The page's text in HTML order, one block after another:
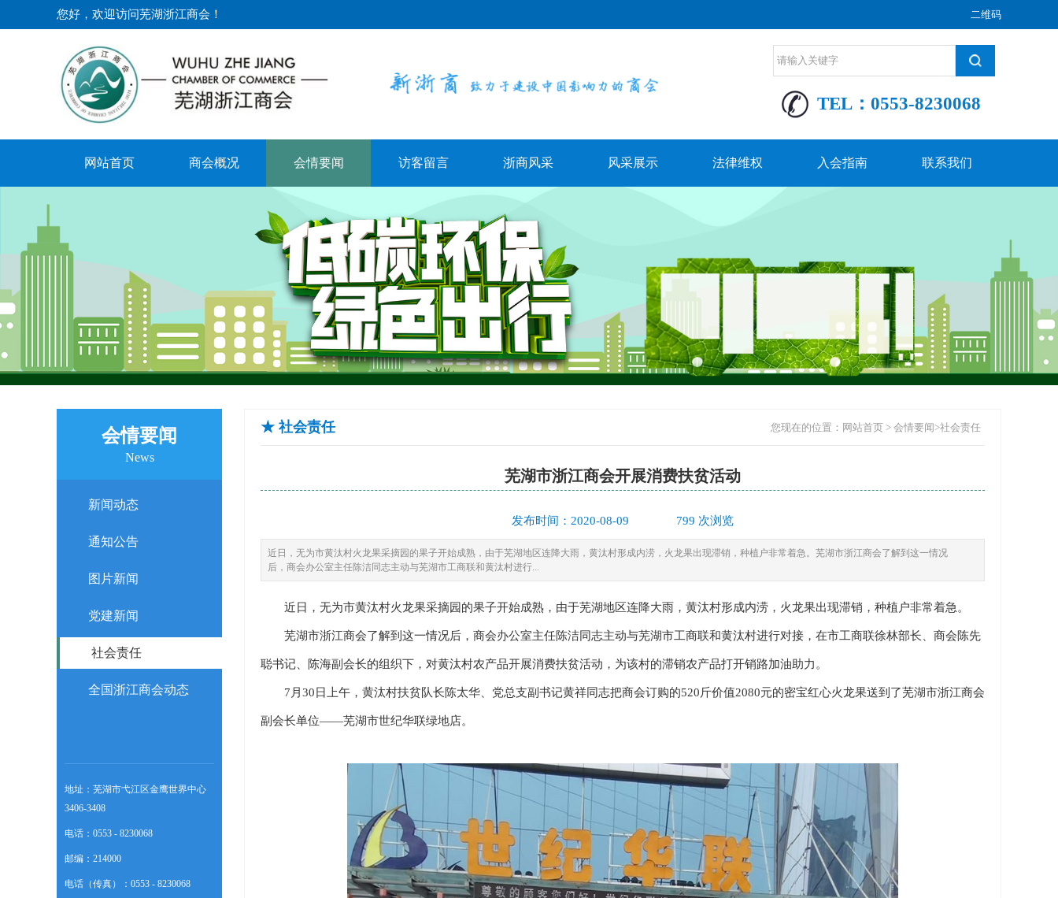
您好，欢迎访问芜湖浙江商会！​ 二维码
TEL：0553-8230068
网站首页 商会概况 会情要闻 访客留言 浙商风采 风采展示 法律维权 入会指南 联系我们
会情要闻
News
新闻动态
通知公告
图片新闻
党建新闻
社会责任
全国浙江商会动态
地址：芜湖市弋江区金鹰世界中心
3406-3408
电话：0553 - 8230068
邮编：214000
电话（传真）：0553 - 8230068
★ 社会责任 您现在的位置：​​​​ 网站首页 > 会情要闻>社会责任
芜湖市浙江商会开展消费扶贫活动
发布时间：2020-08-09 799 次浏览
近日，无为市黄汰村火龙果采摘园的果子开始成熟，由于芜湖地区连降大雨，黄汰村形成内涝，火龙果出现滞销，种植户非常着急。芜湖市浙江商会了解到这一情况
后，商会办公室主任陈洁同志主动与芜湖市工商联和黄汰村进行...
近日，无为市黄汰村火龙果采摘园的果子开始成熟，由于芜湖地区连降大雨，黄汰村形成内涝，火龙果出现滞销，种植户非常着急。
芜湖市浙江商会了解到这一情况后，商会办公室主任陈洁同志主动与芜湖市工商联和黄汰村进行对接，在市工商联徐林部长、商会陈先
聪书记、陈海副会长的组织下，对黄汰村农产品开展消费扶贫活动，为该村的滞销农产品打开销路加油助力。
7月30日上午，黄汰村扶贫队长陈太华、党总支副书记黄祥同志把商会订购的520斤价值2080元的密宝红心火龙果送到了芜湖市浙江商会
副会长单位——芜湖市世纪华联绿地店。